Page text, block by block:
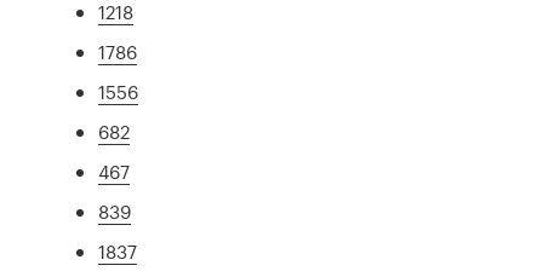
1218
1786
1556
682
467
839
1837